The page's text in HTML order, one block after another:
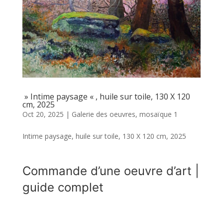
» Intime paysage « , huile sur toile, 130 X 120
cm, 2025
Oct 20, 2025 | Galerie des oeuvres, mosaïque 1
Intime paysage, huile sur toile, 130 X 120 cm, 2025
Commande d’une oeuvre d’art |
guide complet